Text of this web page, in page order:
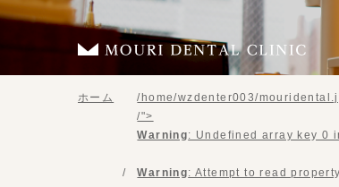
ホーム /home/wzdenter003/
/">
Warning: Undefined array key 0
Warning: Attempt to read